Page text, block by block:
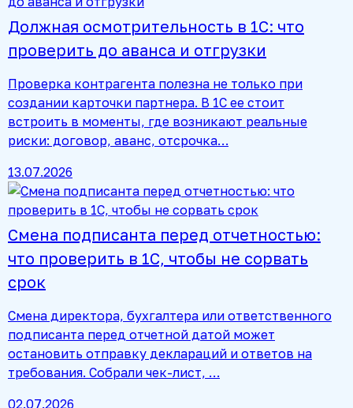
Должная осмотрительность в 1С: что
проверить до аванса и отгрузки
Проверка контрагента полезна не только при
создании карточки партнера. В 1С ее стоит
встроить в моменты, где возникают реальные
риски: договор, аванс, отсрочка…
13.07.2026
Смена подписанта перед отчетностью:
что проверить в 1С, чтобы не сорвать
срок
Смена директора, бухгалтера или ответственного
подписанта перед отчетной датой может
остановить отправку деклараций и ответов на
требования. Собрали чек-лист, …
02.07.2026